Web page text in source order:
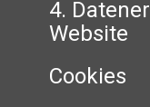
4.
Website
Cookies